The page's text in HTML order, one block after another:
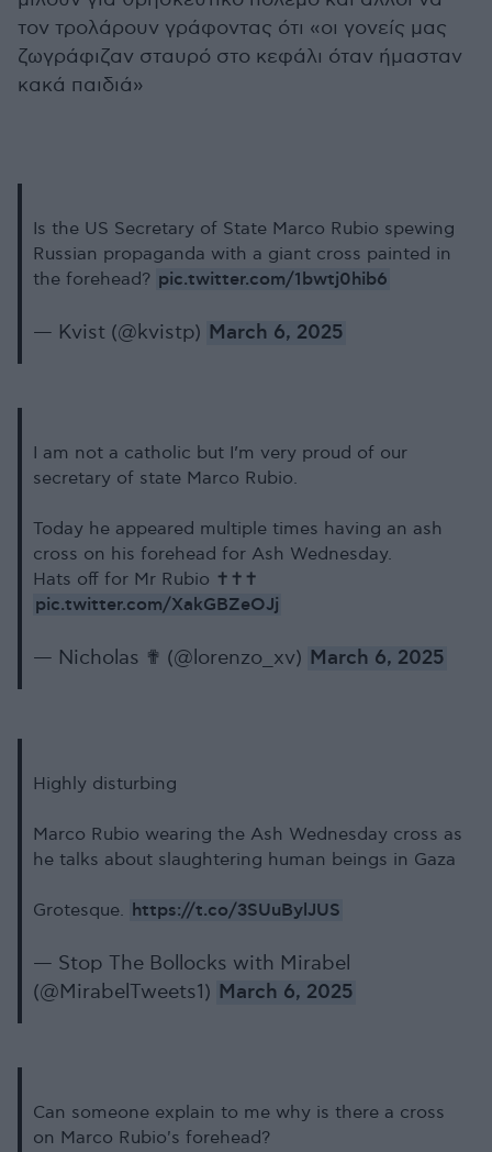
τον τρολάρουν γράφοντας ότι «οι γονείς μας
ζωγράφιζαν σταυρό στο κεφάλι όταν ήμασταν
κακά παιδιά»
Is the US Secretary of State Marco Rubio spewing
Russian propaganda with a giant cross painted in
the forehead? pic.twitter.com/1bwtj0hib6
— Kvist (@kvistp) March 6, 2025
I am not a catholic but I’m very proud of our
secretary of state Marco Rubio.
Today he appeared multiple times having an ash
cross on his forehead for Ash Wednesday.
Hats off for Mr Rubio ✝️✝️✝️
pic.twitter.com/XakGBZeOJj
— Nicholas ✟ (@lorenzo_xv) March 6, 2025
Highly disturbing
Marco Rubio wearing the Ash Wednesday cross as
he talks about slaughtering human beings in Gaza
Grotesque. https://t.co/3SUuBylJUS
— Stop The Bollocks with Mirabel
(@MirabelTweets1) March 6, 2025
Can someone explain to me why is there a cross
on Marco Rubio's forehead?